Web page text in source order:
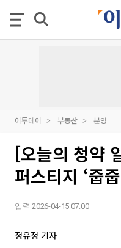
이투데이 부동산 분양
[오늘의 청약
퍼스티지 ‘줍
입력 2026-04-15 07:00
정유정 기자